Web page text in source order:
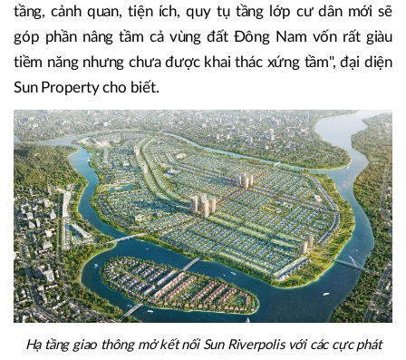
tầng, cảnh quan, tiện ích, quy tụ tầng lớp cư dân mới sẽ
góp phần nâng tầm cả vùng đất Đông Nam vốn rất giàu
tiềm năng nhưng chưa được khai thác xứng tầm", đại diện
Sun Property cho biết.
Hạ tầng giao thông mở kết nối Sun Riverpolis với các cực phát